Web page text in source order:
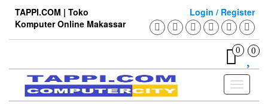
content
TAPPI.COM | Toko
Komputer Online Makassar
Login / Register
0 0
Toggle